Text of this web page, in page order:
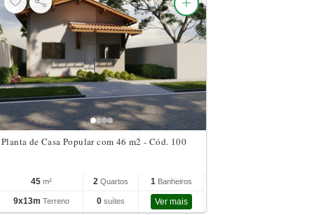
Planta de Casa Popular com 46 m2 - Cód. 100
45 m² 2 Quartos 1 Banheiros
9x13m Terreno 0 suítes Ver mais